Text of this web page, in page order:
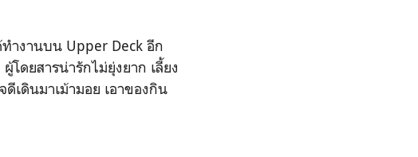
ำงานบน Upper Deck อีก
ดยสารน่ารักไม่ยุ่งยาก เลี้ยง
เดินมาเม้ามอย เอาของกิน